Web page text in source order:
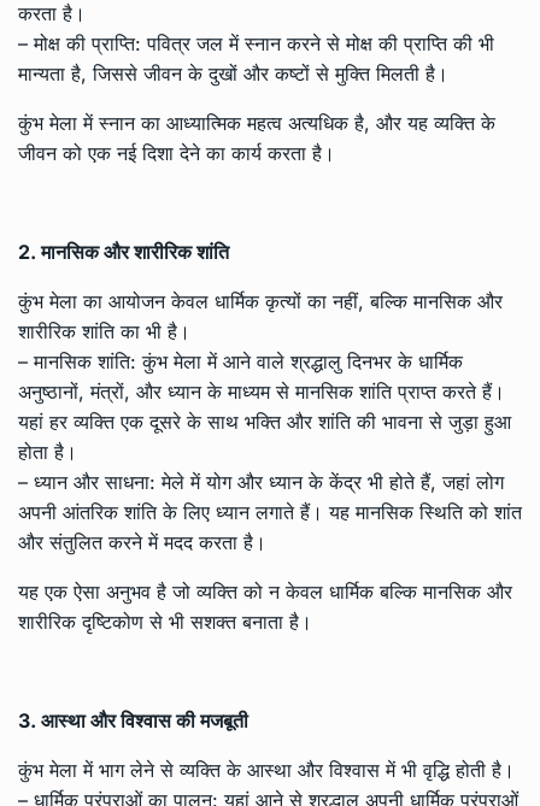
करता है।
– मोक्ष की प्राप्ति: पवित्र जल में स्नान करने से मोक्ष की प्राप्ति की भी
मान्यता है, जिससे जीवन के दुखों और कष्टों से मुक्ति मिलती है।
कुंभ मेला में स्नान का आध्यात्मिक महत्व अत्यधिक है, और यह व्यक्ति के
जीवन को एक नई दिशा देने का कार्य करता है।
2. मानसिक और शारीरिक शांति
कुंभ मेला का आयोजन केवल धार्मिक कृत्यों का नहीं, बल्कि मानसिक और
शारीरिक शांति का भी है।
– मानसिक शांति: कुंभ मेला में आने वाले श्रद्धालु दिनभर के धार्मिक
अनुष्ठानों, मंत्रों, और ध्यान के माध्यम से मानसिक शांति प्राप्त करते हैं।
यहां हर व्यक्ति एक दूसरे के साथ भक्ति और शांति की भावना से जुड़ा हुआ
होता है।
– ध्यान और साधना: मेले में योग और ध्यान के केंद्र भी होते हैं, जहां लोग
अपनी आंतरिक शांति के लिए ध्यान लगाते हैं। यह मानसिक स्थिति को शांत
और संतुलित करने में मदद करता है।
यह एक ऐसा अनुभव है जो व्यक्ति को न केवल धार्मिक बल्कि मानसिक और
शारीरिक दृष्टिकोण से भी सशक्त बनाता है।
3. आस्था और विश्वास की मजबूती
कुंभ मेला में भाग लेने से व्यक्ति के आस्था और विश्वास में भी वृद्धि होती है।
– धार्मिक परंपराओं का पालन: यहां आने से श्रद्धालु अपनी धार्मिक परंपराओं